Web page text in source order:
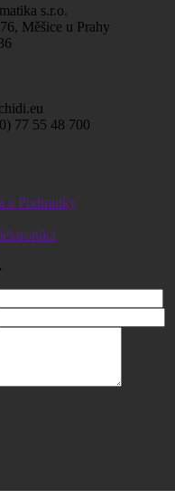
s.r.o.
Měšice u Prahy
77 55 48 700
a Podminky